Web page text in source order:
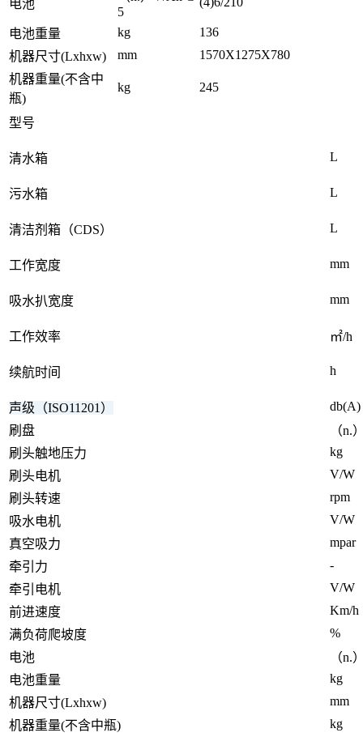
电池
5
电池重量 kg
136
机器尺寸(Lxhxw)
mm
1570X1275X780
机器重量(不含中
瓶)
kg 245
型号
清水箱 L
污水箱 L
清洁剂箱（CDS） L
工作宽度 mm
吸水扒宽度 mm
工作效率 ㎡/h
续航时间 h
声级（ISO11201）
db(A)
刷盘
（n.
刷头触地压力
kg
刷头电机
V/W
刷头转速
rpm
吸水电机
V/W
真空吸力
mpar
牵引力
-
牵引电机
V/W
前进速度
Km/h
满负荷爬坡度
%
电池
（n.
电池重量
kg
机器尺寸(Lxhxw)
mm
机器重量(不含中瓶)
kg